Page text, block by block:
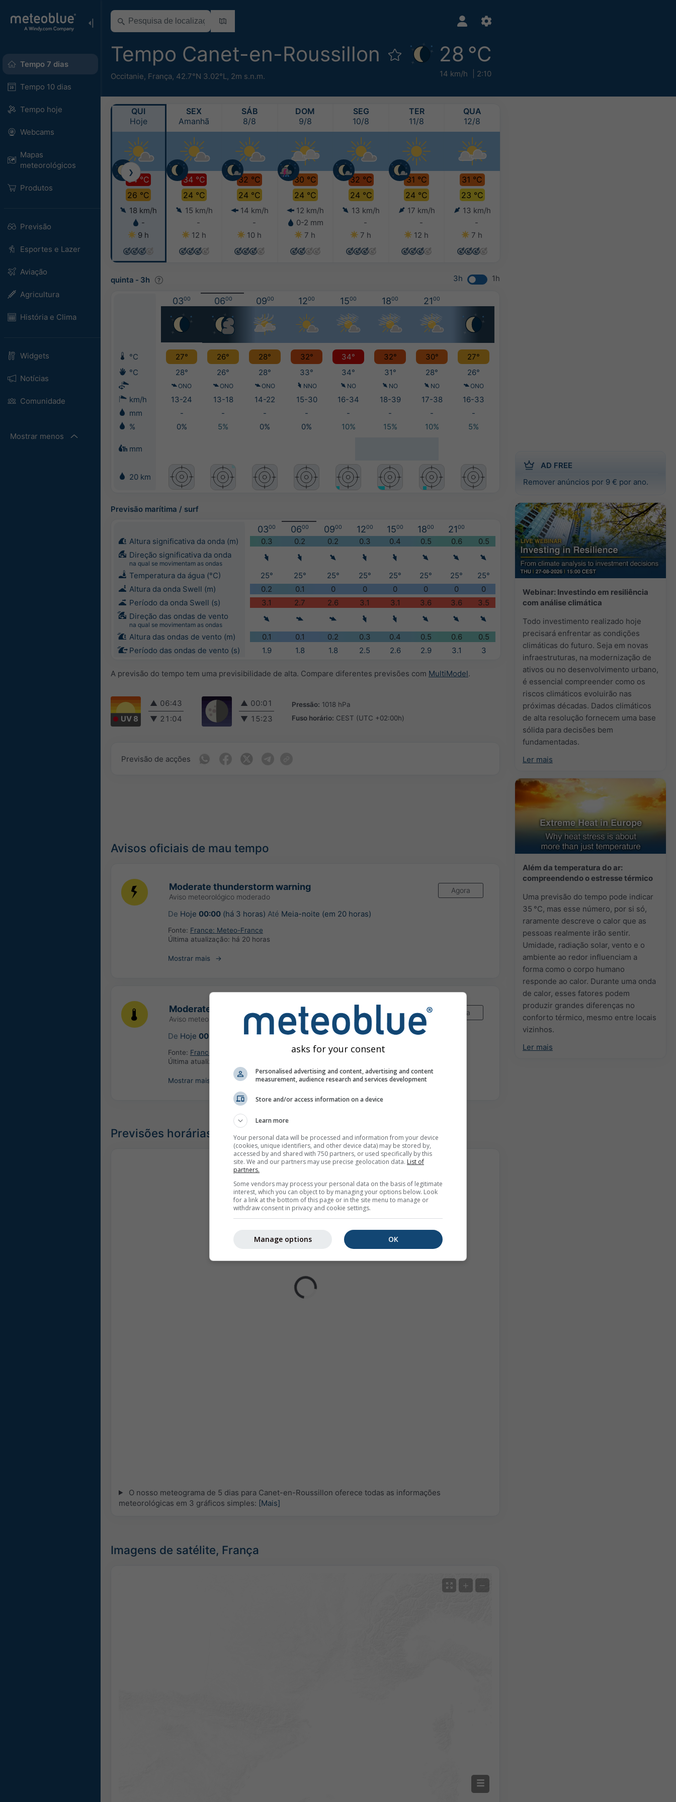
Tempo 7 dias
Tempo 10 dias
Tempo hoje
Webcams
Mapas
meteorológicos
Produtos
Previsão
Esportes e Lazer
Aviação
Agricultura
História e Clima
Widgets
Notícias
Comunidade
Mostrar menos
Tempo Canet-en-Roussillon
Occitanie, França, 42.7°N 3.02°L, 2m s.n.m.
28 °C
14 km/h 2:10
AD FREE
Remover anúncios por 9 € por ano.
Webinar: Investindo em resiliência
com análise climática
Todo investimento realizado hoje
precisará enfrentar as condições
climáticas do futuro. Seja em novas
infraestruturas, na modernização de
ativos ou no desenvolvimento urbano,
é essencial compreender como os
riscos climáticos evoluirão nas
próximas décadas. Dados climáticos
de alta resolução fornecem uma base
sólida para decisões bem
fundamentadas.
Ler mais
Além da temperatura do ar:
compreendendo o estresse térmico
Uma previsão do tempo pode indicar
35 °C, mas esse número, por si só,
raramente descreve o calor que as
pessoas realmente irão sentir.
Umidade, radiação solar, vento e o
ambiente ao redor influenciam a
forma como o corpo humano
responde ao calor. Durante uma onda
de calor, esses fatores podem
produzir grandes diferenças no
conforto térmico, mesmo entre locais
vizinhos.
Ler mais
QUI
Hoje
34 °C
26 °C
18 km/h
-
9 h
SEX
Amanhã
34 °C
24 °C
15 km/h
-
12 h
SÁB
8/8
32 °C
24 °C
14 km/h
-
10 h
DOM
9/8
30 °C
24 °C
12 km/h
0-2 mm
7 h
SEG
10/8
32 °C
24 °C
13 km/h
-
7 h
TER
11/8
31 °C
24 °C
17 km/h
-
12 h
QUA
12/8
31 °C
23 °C
13 km/h
-
7 h
❯
quinta - 3h 3h 1h
0300 0600 0900 1200 1500 1800 2100
°C 27° 26° 28° 32° 34° 32° 30°
27°
°C
28° 26° 28° 33° 34° 31° 28° 26°
ONO ONO ONO NNO NO NO NO ONO
km/h 13-24 13-18 14-22 15-30 16-34 18-39 17-38
16-33
mm
- - - - - - -
-
%
0% 5% 0% 0% 10% 15% 10% 5%
mm
20 km
Previsão marítima / surf
0300 0600 0900 1200 1500 1800 2100
Altura significativa da onda (m) 0.3 0.2 0.2 0.3 0.4 0.5 0.6
0.5
Direção significativa da onda
na qual se movimentam as ondas
Temperatura da água (°C) 25° 25° 25° 25° 25° 25° 25°
25°
Altura da onda Swell (m)
0.2 0.1 0 0 0 0 0
0
Período da onda Swell (s)
3.1 2.7 2.6 3.1 3.1 3.6 3.6
3.5
Direção das ondas de vento
na qual se movimentam as ondas
Altura das ondas de vento (m) 0.1 0.1 0.2 0.3 0.4 0.5 0.6
0.5
Período das ondas de vento (s)
1.9 1.8 1.8 2.5 2.6 2.9 3.1 3
A previsão do tempo tem uma previsibilidade de alta. Compare diferentes previsões com MultiModel.
UV 8
▲ 06:43
▼ 21:04
▲ 00:01
▼ 15:23
Pressão: 1018 hPa
Fuso horário: CEST (UTC +02:00h)
Previsão de acções
Avisos oficiais de mau tempo
Moderate thunderstorm warning
Aviso meteorológico moderado
Agora
De Hoje 00:00(há 3 horas) Até Meia-noite (em 20 horas)
Fonte: France: Meteo-France
Última atualização: há 20 horas
Mostrar mais
Moderate high-temperature warning
Aviso meteorológico moderado
Agora
De Hoje 00:00 (há 3 horas) Até Meia-noite (em 20 horas)
Fonte: France: Meteo-France
Última atualização:
Mostrar mais
Previsões horárias - Tempo Canet-en-Roussillon
O nosso meteograma de 5 dias para Canet-en-Roussillon oferece todas as informações
meteorológicas em 3 gráficos simples: [Mais]
Imagens de satélite, França
+ −
asks for your consent
Personalised advertising and content, advertising and content
measurement, audience research and services development
Store and/or access information on a device
Learn more
Your personal data will be processed and information from your device
(cookies, unique identifiers, and other device data) may be stored by,
accessed by and shared with 750 partners, or used specifically by this
site. We and our partners may use precise geolocation data. List of
partners.
Some vendors may process your personal data on the basis of legitimate
interest, which you can object to by managing your options below. Look
for a link at the bottom of this page or in the site menu to manage or
withdraw consent in privacy and cookie settings.
OK
Manage options